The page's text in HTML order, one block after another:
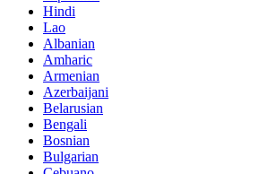
Hindi
Lao
Albanian
Amharic
Armenian
Azerbaijani
Belarusian
Bengali
Bosnian
Bulgarian